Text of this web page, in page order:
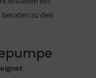
zu den